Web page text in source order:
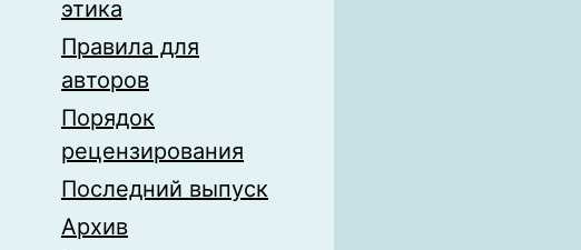
этика
Правила для
авторов
Порядок
рецензирования
Последний выпуск
Архив